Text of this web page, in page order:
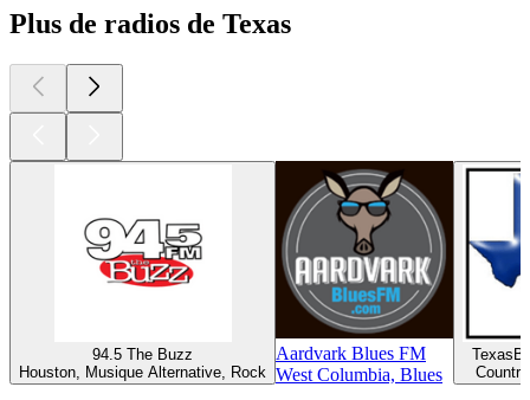
Plus de radios de Texas
94.5 The Buzz
Houston, Musique Alternative, Rock
Aardvark Blues FM
West Columbia, Blues